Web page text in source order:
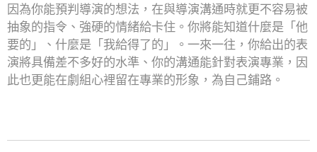
因為你能預判導演的想法，在與導演溝通時就更不容易被
抽象的指令、強硬的情緒給卡住。你將能知道什麼是「他
要的」、什麼是「我給得了的」。一來一往，你給出的表
演將具備差不多好的水準、你的溝通能針對表演專業，因
此也更能在劇組心裡留在專業的形象，為自己鋪路。